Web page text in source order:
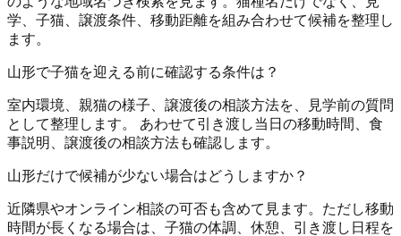
学、子猫、譲渡条件、移動距離を組み合わせて候補を整理し
ます。
山形で子猫を迎える前に確認する条件は？
室内環境、親猫の様子、譲渡後の相談方法を、見学前の質問
として整理します。 あわせて引き渡し当日の移動時間、食
事説明、譲渡後の相談方法も確認します。
山形だけで候補が少ない場合はどうしますか？
近隣県やオンライン相談の可否も含めて見ます。ただし移動
時間が長くなる場合は、子猫の体調、休憩、引き渡し日程を